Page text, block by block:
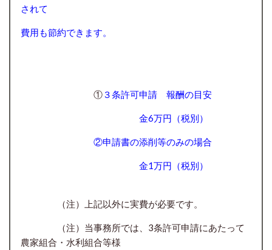
されて
費用も節約できます。
①３条許可申請 報酬の目安
金6万円（税別）
②申請書の添削等のみの場合
金1万円 （税別）
（注）上記以外に実費が必要です。
（注）当事務所では、3条許可申請にあたって
農家組合・ 水利組合等様